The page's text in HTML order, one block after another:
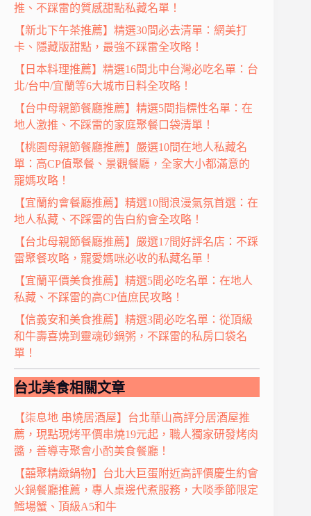
推、不踩雷的質感甜點私藏名單！
【新北下午茶推薦】精選30間必去清單：網美打
卡、隱藏版甜點，最強不踩雷全攻略！
【日本料理推薦】精選16間北中台灣必吃名單：台
北/台中/宜蘭等6大城市日料全攻略！
【台中母親節餐廳推薦】精選5間指標性名單：在
地人激推、不踩雷的家庭聚餐口袋清單！
【桃園母親節餐廳推薦】嚴選10間在地人私藏名
單：高CP值聚餐、景觀餐廳，全家大小都滿意的
寵媽攻略！
【宜蘭約會餐廳推薦】精選10間浪漫氣氛首選：在
地人私藏、不踩雷的告白約會全攻略！
【台北母親節餐廳推薦】嚴選17間好評名店：不踩
雷聚餐攻略，寵愛媽咪必收的私藏名單！
【宜蘭平價美食推薦】精選5間必吃名單：在地人
私藏、不踩雷的高CP值庶民攻略！
【信義安和美食推薦】精選3間必吃名單：從頂級
和牛壽喜燒到靈魂砂鍋粥，不踩雷的私房口袋名
單！
台北美食相關文章
【柒息地 串燒居酒屋】台北華山高評分居酒屋推
薦，現點現烤平價串燒19元起，職人獨家研發烤肉
醬，善導寺聚會小酌美食餐廳！
【囍聚精緻鍋物】台北大巨蛋附近高評價慶生約會
火鍋餐廳推薦，專人桌邊代煮服務，大啖季節限定
鱈場蟹、頂級A5和牛